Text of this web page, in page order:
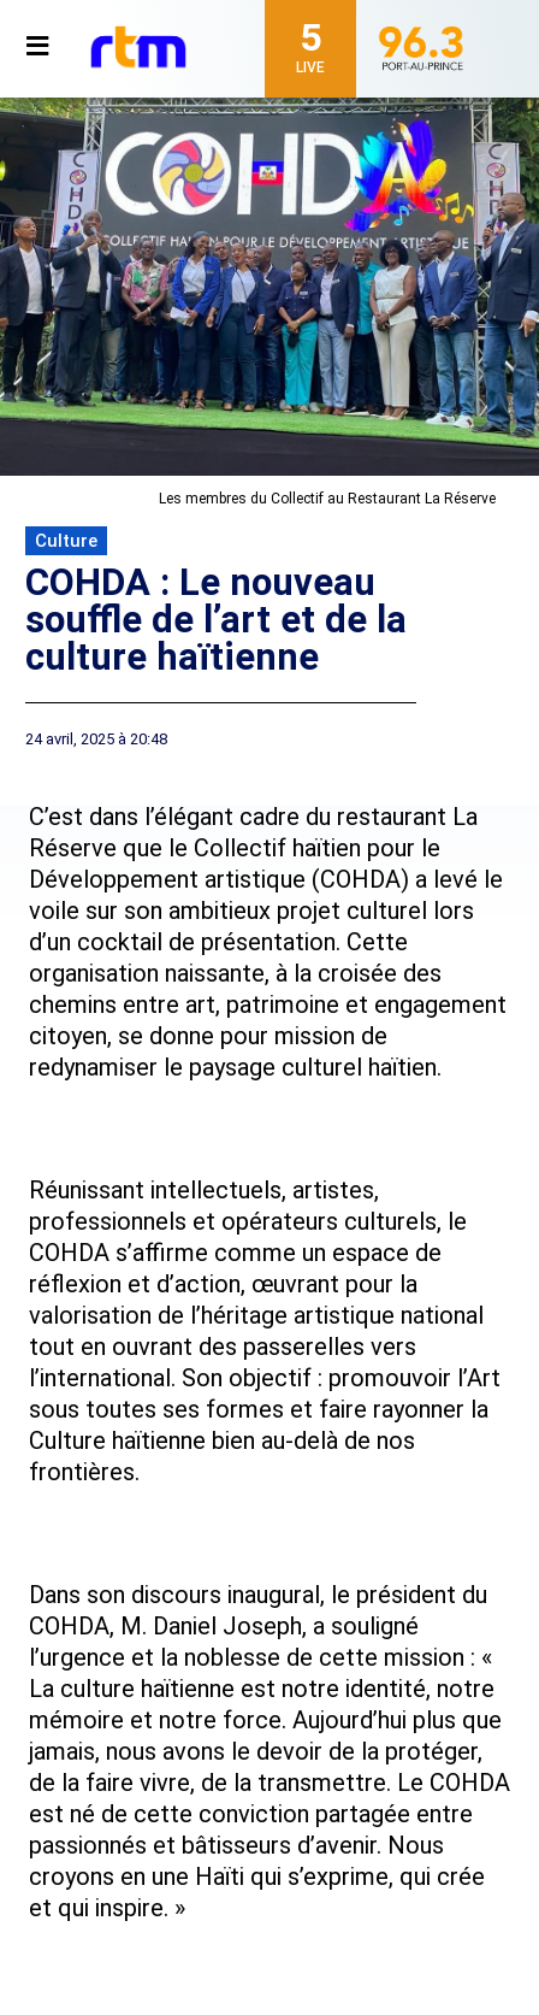
5
LIVE
Les membres du Collectif au Restaurant La Réserve
Culture
COHDA : Le nouveau
souffle de l’art et de la
culture haïtienne
24 avril, 2025 à 20:48
C’est dans l’élégant cadre du restaurant La
Réserve que le Collectif haïtien pour le
Développement artistique (COHDA) a levé le
voile sur son ambitieux projet culturel lors
d’un cocktail de présentation. Cette
organisation naissante, à la croisée des
chemins entre art, patrimoine et engagement
citoyen, se donne pour mission de
redynamiser le paysage culturel haïtien.
Réunissant intellectuels, artistes,
professionnels et opérateurs culturels, le
COHDA s’affirme comme un espace de
réflexion et d’action, œuvrant pour la
valorisation de l’héritage artistique national
tout en ouvrant des passerelles vers
l’international. Son objectif : promouvoir l’Art
sous toutes ses formes et faire rayonner la
Culture haïtienne bien au-delà de nos
frontières.
Dans son discours inaugural, le président du
COHDA, M. Daniel Joseph, a souligné
l’urgence et la noblesse de cette mission : «
La culture haïtienne est notre identité, notre
mémoire et notre force. Aujourd’hui plus que
jamais, nous avons le devoir de la protéger,
de la faire vivre, de la transmettre. Le COHDA
est né de cette conviction partagée entre
passionnés et bâtisseurs d’avenir. Nous
croyons en une Haïti qui s’exprime, qui crée
et qui inspire. »